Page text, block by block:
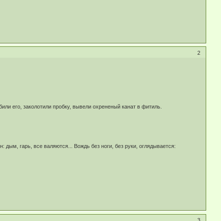
2
его, заколотили пробку, вывели охрененый канат в фитиль.
гарь, все валяются... Вождь без ноги, без руки, оглядывается: